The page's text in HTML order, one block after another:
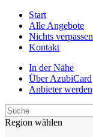
Start
Alle Angebote
Nichts verpassen
Kontakt
In der Nähe
Über AzubiCard
Anbieter werden
Region wählen